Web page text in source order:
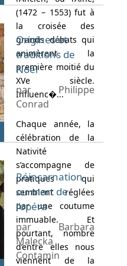
(1472 – 1553) fut à
la croisée des
grands débats qui
animèrent la
première moitié du
XVe siècle.
Influenc�...
Origines et
traditions de
Noël
par Philippe
Conrad
Chaque année, la
célébration de la
Nativité
s’accompagne de
pratiques qui
semblent réglées
par une coutume
immuable. Et
pourtant, nombre
d’entre elles nous
viennent de la
Réincarnation
ou mort de
l’opéra
par Barbara
Malecka
Contamin